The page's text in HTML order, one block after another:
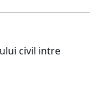
civil intre